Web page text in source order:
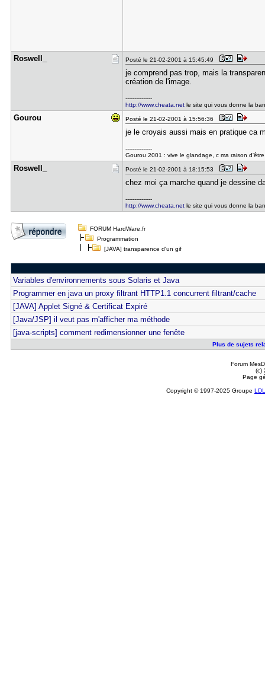
Roswell_ Posté le 21-02-2001 à 15:45:49
je comprend pas trop, mais la
création de l'image.
---------------
http://www.cheata.netle site qui vous donne la
Gourou Posté le 21-02-2001 à 15:56:36
je le croyais aussi mais en pratique ca
---------------
Gourou 2001 : vive le glandage, c ma raison
Roswell_ Posté le 21-02-2001 à 18:15:53
chez moi ça marche quand je dessine
---------------
http://www.cheata.netle site qui vous donne la
FORUM HardWare.fr
Programmation
[JAVA] transparence d'un gif
Variables d'environnements sous Solaris et Java
Programmer en java un proxy filtrant HTTP1.1 concurrent filtrant/cache
[JAVA] Applet Signé & Certificat Expiré
[Java/JSP] il veut pas m'afficher ma méthode
[java-scripts] comment redimensionner une fenête
Plus de sujets
Forum
(c)
Page
Copyright © 1997-2025 Groupe